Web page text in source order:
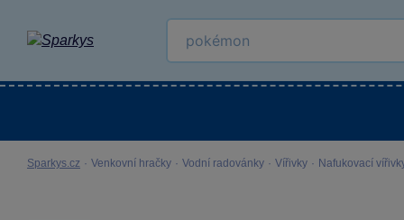
Sparkys.cz · Venkovní hračky · Vodní radovánky · Vířivky · Nafukovací